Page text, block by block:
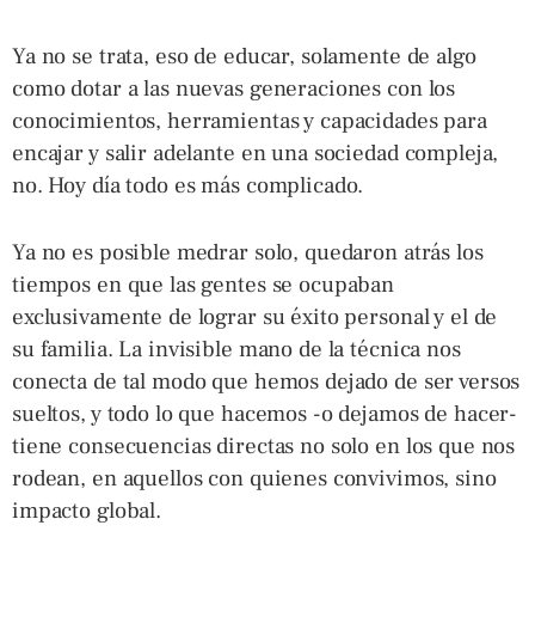
Ya no se trata, eso de educar, solamente de algo
como dotar a las nuevas generaciones con los
conocimientos, herramientas y capacidades para
encajar y salir adelante en una sociedad compleja,
no. Hoy día todo es más complicado.
Ya no es posible medrar solo, quedaron atrás los
tiempos en que las gentes se ocupaban
exclusivamente de lograr su éxito personal y el de
su familia. La invisible mano de la técnica nos
conecta de tal modo que hemos dejado de ser versos
sueltos, y todo lo que hacemos -o dejamos de hacer-
tiene consecuencias directas no solo en los que nos
rodean, en aquellos con quienes convivimos, sino
impacto global.